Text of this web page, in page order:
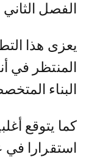
الفصل
يعزى هذا
المنتظر في
البناء
كما يتوقع
استقرارا